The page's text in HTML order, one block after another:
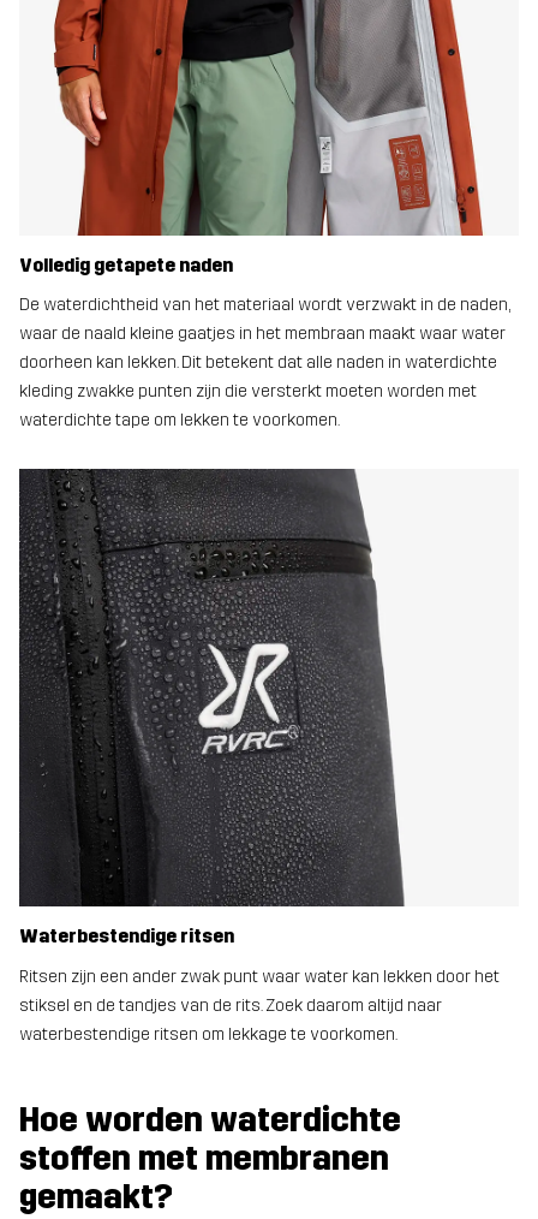
Volledig getapete naden
De waterdichtheid van het materiaal wordt verzwakt in de naden,
waar de naald kleine gaatjes in het membraan maakt waar water
doorheen kan lekken. Dit betekent dat alle naden in waterdichte
kleding zwakke punten zijn die versterkt moeten worden met
waterdichte tape om lekken te voorkomen.
Waterbestendige ritsen
Ritsen zijn een ander zwak punt waar water kan lekken door het
stiksel en de tandjes van de rits. Zoek daarom altijd naar
waterbestendige ritsen om lekkage te voorkomen.
Hoe worden waterdichte
stoffen met membranen
gemaakt?